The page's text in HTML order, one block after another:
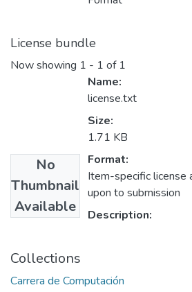
License bundle
Now showing 1 - 1 of 1
No
Thumbnail
Available
Name:
license.txt
Size:
1.71 KB
Format:
Item-specific license
upon to submission
Description:
Collections
Carrera de Computación